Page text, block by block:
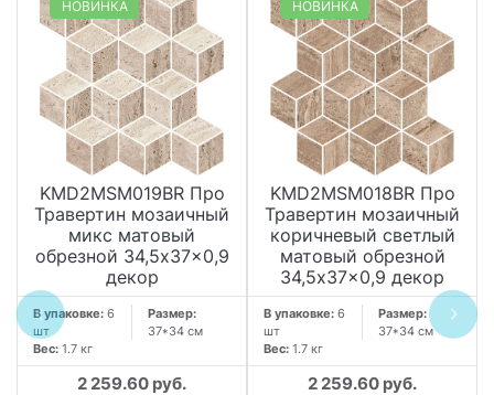
НОВИНКА
KMD2MSM019BR Про
Травертин мозаичный
микс матовый
обрезной 34,5x37x0,9
декор
В упаковке: 6
шт
Размер:
37*34 см
Вес: 1.7 кг
2 259.60 руб.
НОВИНКА
KMD2MSM018BR Про
Травертин мозаичный
коричневый светлый
матовый обрезной
34,5x37x0,9 декор
В упаковке: 6
шт
Размер:
37*34 см
Вес: 1.7 кг
2 259.60 руб.